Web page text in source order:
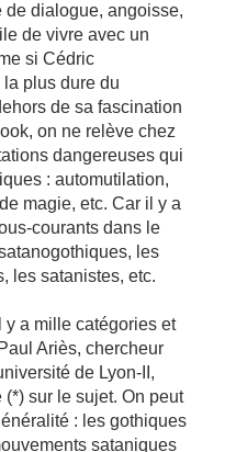
de dialogue, angoisse,
de vivre avec un
si Cédric
la plus dure du
de sa fascination
on ne relève chez
dangereuses qui
: automutilation,
magie, etc. Car il y a
courants dans le
les
les satanistes, etc.
y a mille catégories et
Ariès, chercheur
de Lyon-II,
(*) sur le sujet. On peut
: les gothiques
sataniques